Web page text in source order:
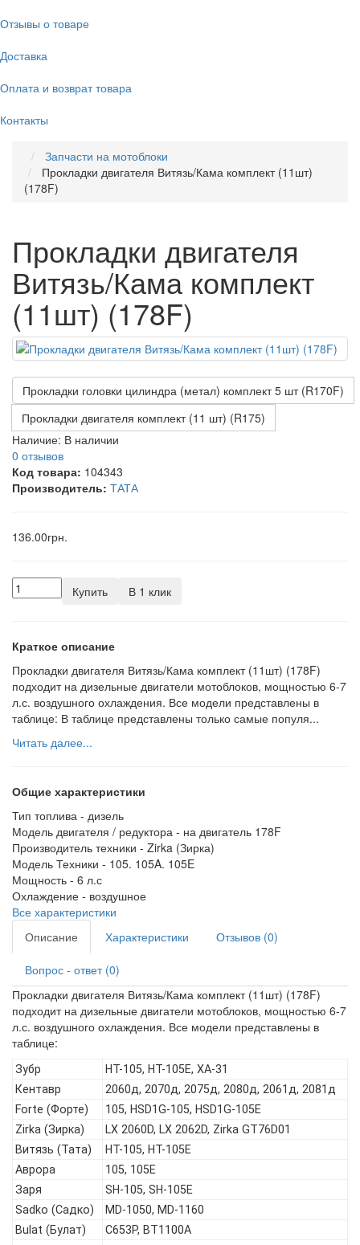
Отзывы о товаре
Доставка
Оплата и возврат товара
Контакты
Запчасти на мотоблоки
Прокладки двигателя Витязь/Кама комплект (11шт)
(178F)
Прокладки двигателя
Витязь/Кама комплект
(11шт) (178F)
Прокладки головки цилиндра (метал) комплект 5 шт (R170F)
Прокладки двигателя комплект (11 шт) (R175)
Наличие: В наличии
0 отзывов
Код товара: 104343
Производитель: ТАТА
136.00грн.
Купить В 1 клик
Краткое описание
Прокладки двигателя Витязь/Кама комплект (11шт) (178F)
подходит на дизельные двигатели мотоблоков, мощностью 6-7
л.с. воздушного охлаждения. Все модели представлены в
таблице: В таблице представлены только самые популя...
Читать далее...
Общие характеристики
Тип топлива - дизель
Модель двигателя / редуктора - на двигатель 178F
Производитель техники - Zirka (Зирка)
Модель Техники - 105. 105A. 105E
Мощность - 6 л.с
Охлаждение - воздушное
Все характеристики
Описание
Характеристики Отзывов (0)
Вопрос - ответ (0)
Прокладки двигателя Витязь/Кама комплект (11шт) (178F)
подходит на дизельные двигатели мотоблоков, мощностью 6-7
л.с. воздушного охлаждения. Все модели представлены в
таблице:
Зубр
HT-105, HT-105E, ХА-31
Кентавр
2060д, 2070д, 2075д, 2080д, 2061д, 2081д
Forte (Форте)
105, HSD1G-105, HSD1G-105E
Zirka (Зирка)
LX 2060D, LX 2062D, Zirka GT76D01
Витязь (Тата)
HT-105, HT-105E
Аврора
105, 105Е
Заря
SH-105, SH-105E
Sadko (Садко)
MD-1050, MD-1160
Bulat (Булат)
C653P, BT1100A